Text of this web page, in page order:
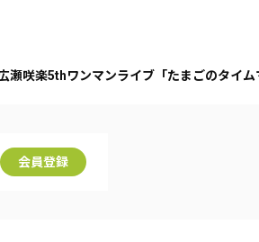
瀬咲楽5thワンマンライブ「たまごのタイム
会員登録